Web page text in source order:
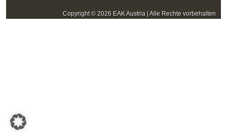
Copyright © 2026 EAK Austria | Alle Rechte vorbehalten